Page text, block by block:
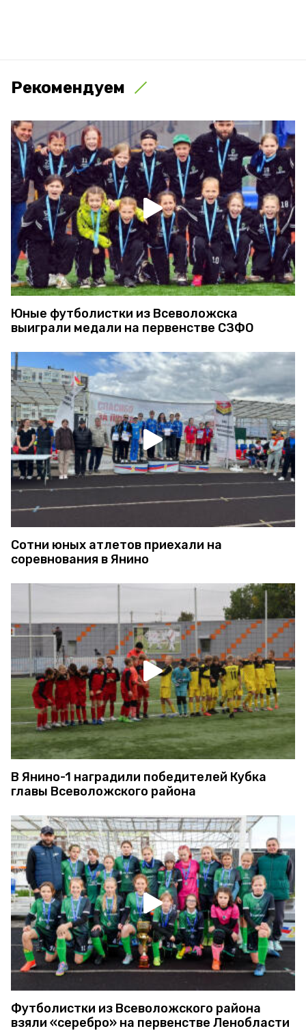
Рекомендуем
Юные футболистки из Всеволожска
выиграли медали на первенстве СЗФО
Сотни юных атлетов приехали на
соревнования в Янино
В Янино-1 наградили победителей Кубка
главы Всеволожского района
Футболистки из Всеволожского района
взяли «серебро» на первенстве Ленобласти